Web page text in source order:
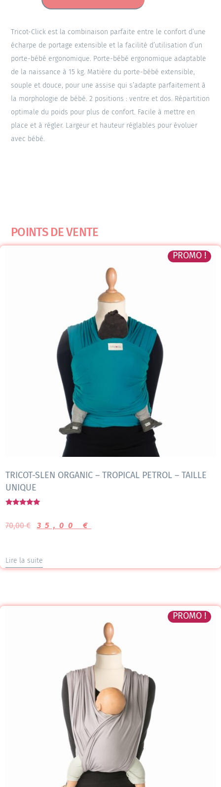
Tricot-Click est la combinaison parfaite entre le confort d’une
écharpe de portage extensible et la facilité d’utilisation d’un
porte-bébé ergonomique. Porte-bébé ergonomique adaptable
de la naissance à 15 kg. Matière du porte-bébé extensible,
souple et douce, pour une assise qui s’adapte parfaitement à
la morphologie de bébé. 2 positions : ventre et dos. Répartition
optimale du poids pour plus de confort. Facile à mettre en
place et à régler. Largeur et hauteur réglables pour évoluer
avec bébé.
POINTS DE VENTE
PROMO !
TRICOT-SLEN ORGANIC – TROPICAL PETROL – TAILLE
UNIQUE
sur 5
70,00€ 35,00 €
Lire la suite
PROMO !